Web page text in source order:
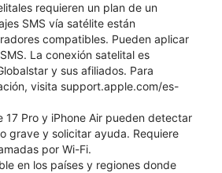
requieren un plan de un
SMS vía satélite están
compatibles. Pueden aplicar
La conexión satelital es
y sus afiliados. Para
visita support.apple.com/es-
17 Pro y iPhone Air pueden detectar
grave y solicitar ayuda. Requiere
por Wi-Fi.
en los países y regiones donde